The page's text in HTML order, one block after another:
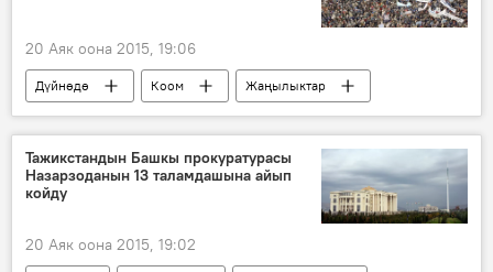
20 Аяк оона 2015, 19:06
Дүйнөдө Коом
Жаңылыктар
АКШ
окумуштуулар
математика
Тажикстандын Башкы прокуратурасы
Назарзоданын 13 таламдашына айып
койду
20 Аяк оона 2015, 19:02